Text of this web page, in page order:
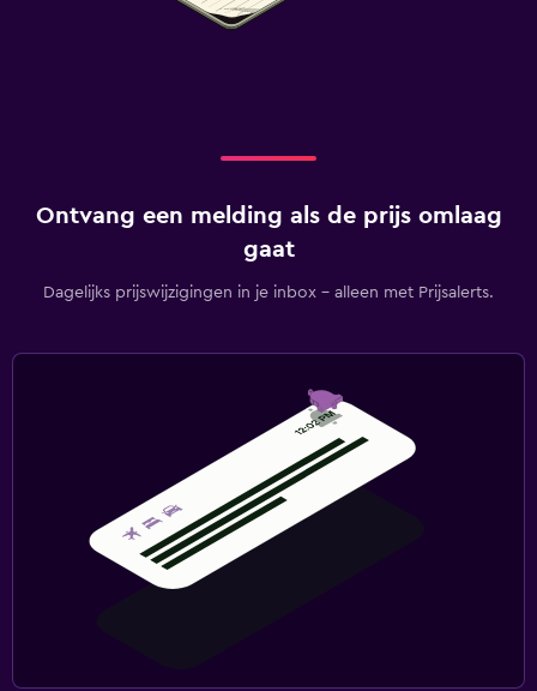
Ontvang een melding als de prijs omlaag
gaat
Dagelijks prijswijzigingen in je inbox - alleen met Prijsalerts.